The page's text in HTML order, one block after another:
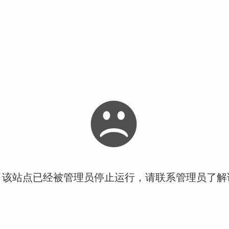
站点已经被管理员停止运行，请联系管理员了